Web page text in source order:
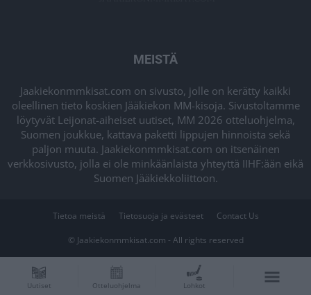
MEISTÄ
Jaakiekonmmkisat.com on sivusto, jolle on kerätty kaikki
oleellinen tieto koskien Jääkiekon MM-kisoja. Sivustoltamme
löytyvät Leijonat-aiheiset uutiset, MM 2026 otteluohjelma,
Suomen joukkue, kattava paketti lippujen hinnoista sekä
paljon muuta. Jaakiekonmmkisat.com on itsenäinen
verkkosivusto, jolla ei ole minkäänlaista yhteyttä IIHF:ään eikä
Suomen Jääkiekkoliittoon.
Tietoa meistä Tietosuoja ja evästeet Contact Us
© Jaakiekonmmkisat.com - All rights reserved
Uutiset Otteluohjelma Lohkot